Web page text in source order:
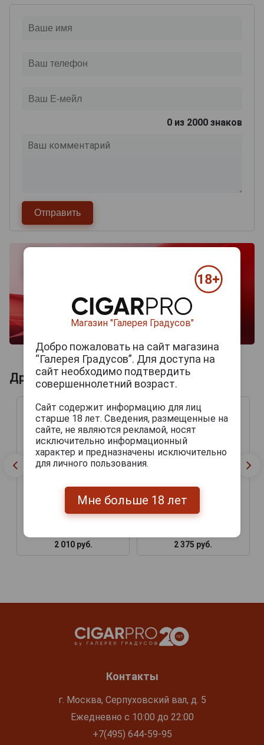
0 из 2000 знаков
Другие продукты бренда VILLA VIEJA
Сигары Villa Vieja
2 010 руб.
2 375 руб.
Контакты
г. Москва, Серпуховский вал, д. 5
Ежедневно с 10:00 до 22:00
+7(495) 644-59-95
Магазин "Галерея Градусов"
Добро пожаловать на сайт магазина
“Галерея Градусов”. Для доступа на
сайт необходимо подтвердить
совершеннолетний возраст.
Сайт содержит информацию для лиц
старше 18 лет. Сведения, размещенные на
сайте, не являются рекламой, носят
исключительно информационный
характер и предназначены исключительно
для личного пользования.
Мне больше 18 лет